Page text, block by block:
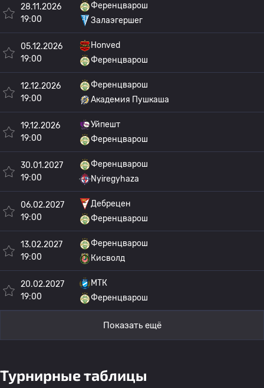
28.11.2026
19:00
Ференцварош
Залаэгершег
05.12.2026
19:00
Honved
Ференцварош
12.12.2026
19:00
Ференцварош
Академия Пушкаша
19.12.2026
19:00
Уйпешт
Ференцварош
30.01.2027
19:00
Ференцварош
Nyiregyhaza
06.02.2027
19:00
Дебрецен
Ференцварош
13.02.2027
19:00
Ференцварош
Кисволд
20.02.2027
19:00
МТК
Ференцварош
Показать ещё
Турнирные таблицы